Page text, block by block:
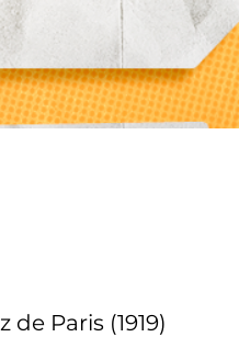
Paris (1919)